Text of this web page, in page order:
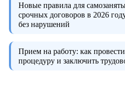
Новые правила для
срочных договоров в 2026
без нарушений
Прием на работу: как
процедуру и заключить